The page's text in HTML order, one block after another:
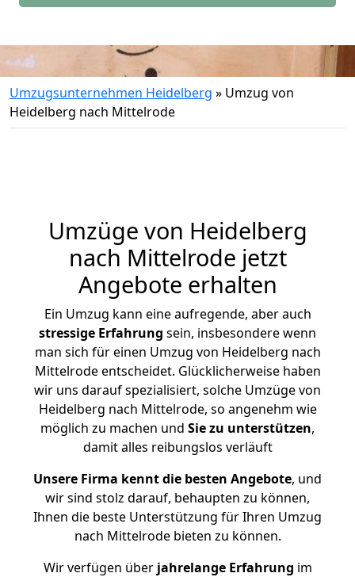
Umzugsunternehmen Heidelberg » Umzug von
Heidelberg nach Mittelrode
Umzüge von Heidelberg
nach Mittelrode jetzt
Angebote erhalten
Ein Umzug kann eine aufregende, aber auch
stressige Erfahrung sein, insbesondere wenn
man sich für einen Umzug von Heidelberg nach
Mittelrode entscheidet. Glücklicherweise haben
wir uns darauf spezialisiert, solche Umzüge von
Heidelberg nach Mittelrode, so angenehm wie
möglich zu machen und Sie zu unterstützen,
damit alles reibungslos verläuft
Unsere Firma kennt die besten Angebote, und
wir sind stolz darauf, behaupten zu können,
Ihnen die beste Unterstützung für Ihren Umzug
nach Mittelrode bieten zu können.
Wir verfügen überjahrelange Erfahrung im